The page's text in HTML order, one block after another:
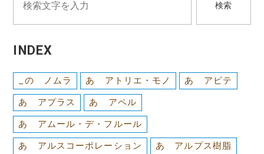
検索
INDEX
_の ノムラ あ アトリエ・モノ あ アビテ
あ アプラス あ アペル
あ アムール・デ・フルール
あ アルスコーポレーション あ アルプス樹脂